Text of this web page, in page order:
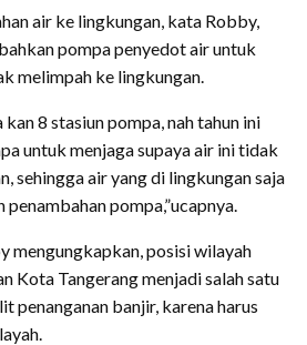
air ke lingkungan, kata Robby,
pompa penyedot air untuk
melimpah ke lingkungan.
kan 8 stasiun pompa, nah tahun ini
untuk menjaga supaya air ini tidak
sehingga air yang di lingkungan saja
pompa,”ucapnya.
mengungkapkan, posisi wilayah
Kota Tangerang menjadi salah satu
penanganan banjir, karena harus